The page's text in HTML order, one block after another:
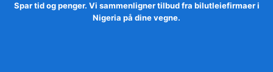
Spar tid og penger. Vi sammenligner tilbud fra bilutleiefirmaer i
Nigeria på dine vegne.